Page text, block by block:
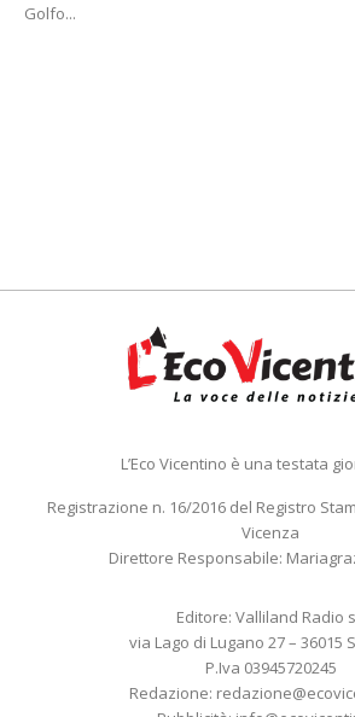
Golfo...
L’Eco Vicentino è una testata
Registrazione n. 16/2016 del Registro
Vicenza
Direttore Responsabile:
Editore: Valliland Radio
via Lago di Lugano 27 – 36015
P.Iva 03945720245
Redazione: